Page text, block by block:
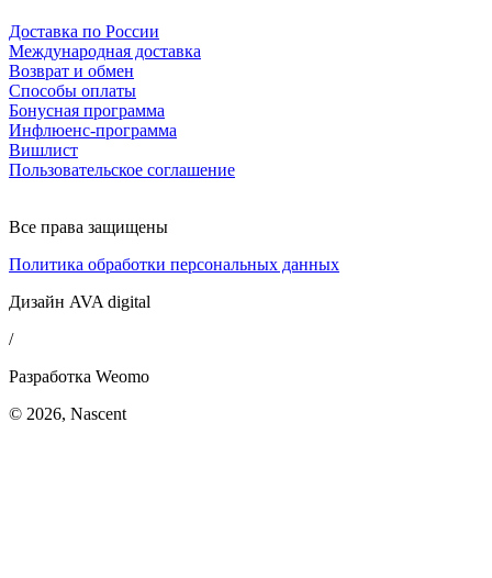
Доставка по России
Международная доставка
Возврат и обмен
Способы оплаты
Бонусная программа
Инфлюенс-программа
Вишлист
Пользовательское соглашение
Все права защищены
Политика обработки персональных данных
Дизайн AVA digital
/
Разработка Weomo
© 2026, Nascent